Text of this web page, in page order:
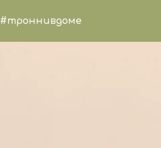
#троннивдоме